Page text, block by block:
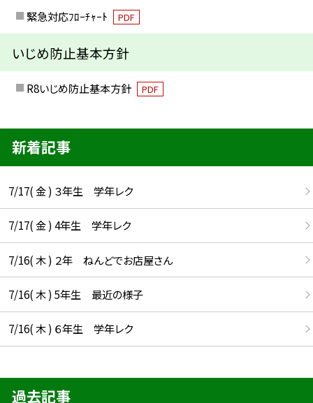
緊急対応ﾌﾛｰﾁｬｰﾄ PDF
いじめ防止基本方針
R8いじめ防止基本方針 PDF
新着記事
7/17( 金 ) ３年生 学年レク
7/17( 金 ) 4年生 学年レク
7/16( 木 ) ２年 ねんどでお店屋さん
7/16( 木 ) 5年生 最近の様子
7/16( 木 ) ６年生 学年レク
過去記事